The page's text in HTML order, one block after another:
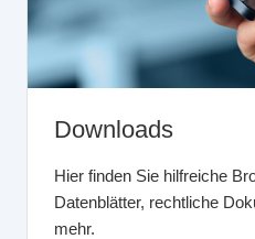
Downloads
Hier finden Sie hilfreiche
Datenblätter, rechtliche
mehr.